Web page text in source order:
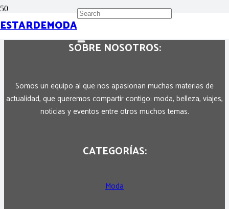
ESTARDEMODA
SOBRE NOSOTROS:
Somos un equipo al que nos apasionan muchas materias de
actualidad, que queremos compartir contigo: moda, belleza, viajes,
noticias y eventos entre otros muchos temas.
CATEGORÍAS:
Moda